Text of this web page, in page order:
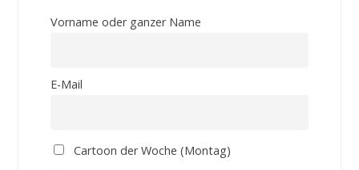
Vorname oder ganzer Name
E-Mail
Cartoon der Woche (Montag)